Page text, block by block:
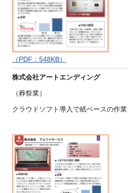
（PDF：548KB）
株式会社アートエンディング
（葬祭業）
クラウドソフト導入で紙ベースの作